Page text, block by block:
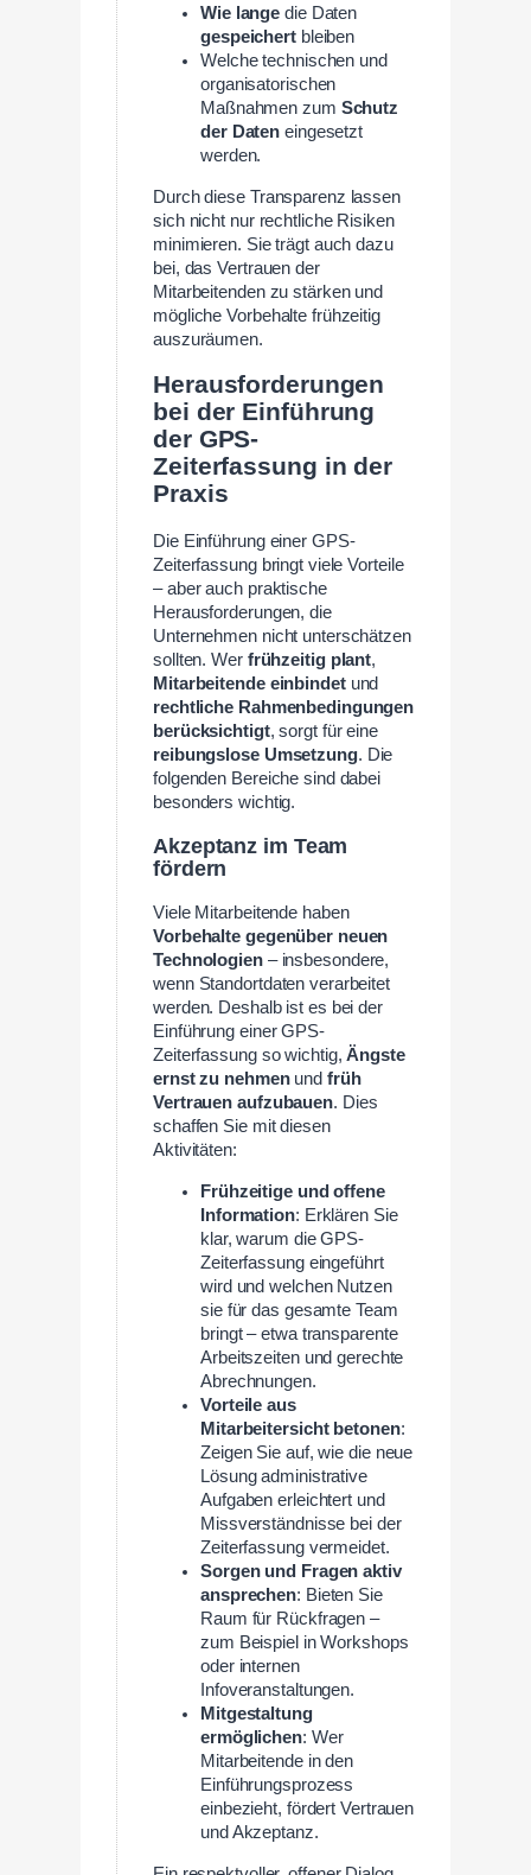
Wie lange die Daten
gespeichert bleiben
Welche technischen und
organisatorischen
Maßnahmen zum Schutz
der Daten eingesetzt
werden.
Durch diese Transparenz lassen
sich nicht nur rechtliche Risiken
minimieren. Sie trägt auch dazu
bei, das Vertrauen der
Mitarbeitenden zu stärken und
mögliche Vorbehalte frühzeitig
auszuräumen.
Herausforderungen
bei der Einführung
der GPS-
Zeiterfassung in der
Praxis
Die Einführung einer GPS-
Zeiterfassung bringt viele Vorteile
– aber auch praktische
Herausforderungen, die
Unternehmen nicht unterschätzen
sollten. Wer frühzeitig plant,
Mitarbeitende einbindetund
rechtliche Rahmenbedingungen
berücksichtigt, sorgt für eine
reibungslose Umsetzung. Die
folgenden Bereiche sind dabei
besonders wichtig.
Akzeptanz im Team
fördern
Viele Mitarbeitende haben
Vorbehalte gegenüber neuen
Technologien– insbesondere,
wenn Standortdaten verarbeitet
werden. Deshalb ist es bei der
Einführung einer GPS-
Zeiterfassung so wichtig,Ängste
ernst zu nehmenundfrüh
Vertrauen aufzubauen. Dies
schaffen Sie mit diesen
Aktivitäten:
Frühzeitige und offene
Information: Erklären Sie
klar, warum die GPS-
Zeiterfassung eingeführt
wird und welchen Nutzen
sie für das gesamte Team
bringt – etwa transparente
Arbeitszeiten und gerechte
Abrechnungen.
Vorteile aus
Mitarbeitersicht betonen:
Zeigen Sie auf, wie die neue
Lösung administrative
Aufgaben erleichtert und
Missverständnisse bei der
Zeiterfassung vermeidet.
Sorgen und Fragen aktiv
ansprechen: Bieten Sie
Raum für Rückfragen –
zum Beispiel in Workshops
oder internen
Infoveranstaltungen.
Mitgestaltung
ermöglichen: Wer
Mitarbeitende in den
Einführungsprozess
einbezieht, fördert Vertrauen
und Akzeptanz.